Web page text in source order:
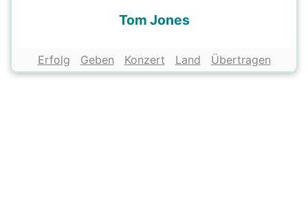
Tom Jones
Erfolg Geben Konzert Land Übertragen